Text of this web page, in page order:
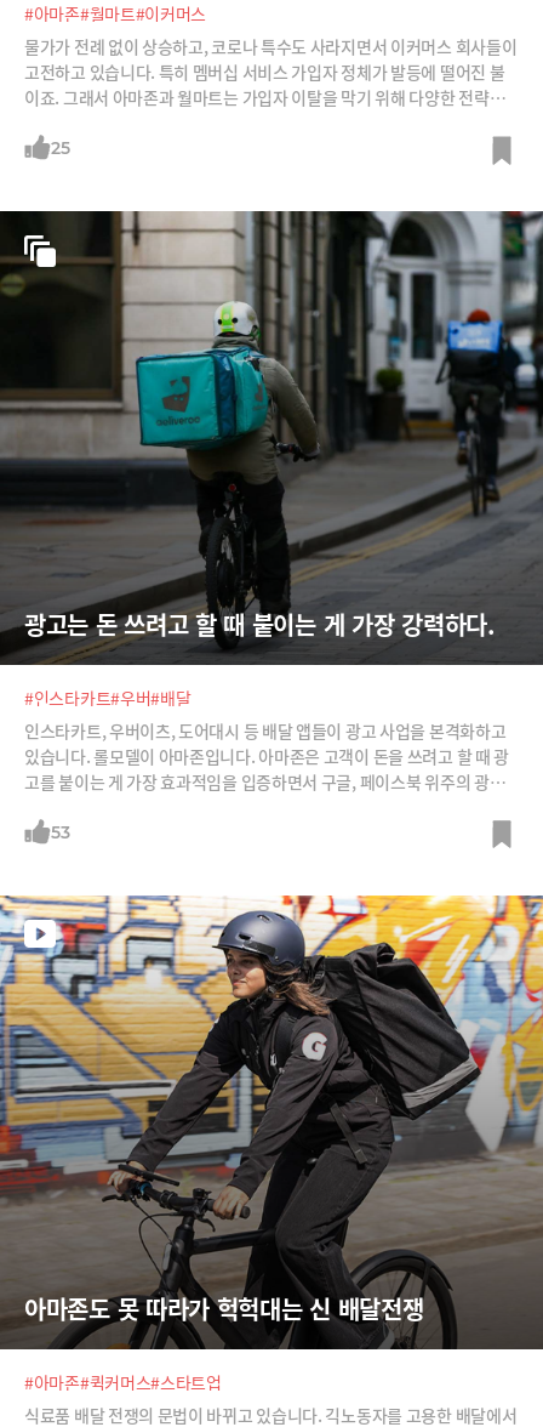
#아마존#월마트#이커머스
물가가 전례 없이 상승하고, 코로나 특수도 사라지면서 이커머스 회사들이
고전하고 있습니다. 특히 멤버십 서비스 가입자 정체가 발등에 떨어진 불
이죠. 그래서 아마존과 월마트는 가입자 이탈을 막기 위해 다양한 전략을
25
광고는 돈 쓰려고 할 때 붙이는 게 가장 강력하다.
#인스타카트#우버#배달
인스타카트, 우버이츠, 도어대시 등 배달 앱들이 광고 사업을 본격화하고
있습니다. 롤모델이 아마존입니다. 아마존은 고객이 돈을 쓰려고 할 때 광
고를 붙이는 게 가장 효과적임을 입증하면서 구글, 페이스북 위주의 광고
이죠. 치킨, 피자를 주문하는 고객에게 콜라나 맥주 광고를 넣겠다는 것이
53
아마존도 못 따라가 헉헉대는 신 배달전쟁
#아마존#퀵커머스#스타트업
식료품 배달 전쟁의 문법이 바뀌고 있습니다. 긱노동자를 고용한 배달에서